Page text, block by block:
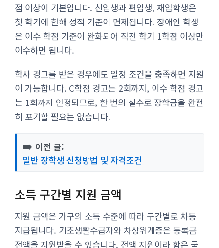
점 이상이 기본입니다. 신입생과 편입생, 재입학생은
첫 학기에 한해 성적 기준이 면제됩니다. 장애인 학생
은 이수 학점 기준이 완화되어 직전 학기 1학점 이상만
이수하면 됩니다.
학사 경고를 받은 경우에도 일정 조건을 충족하면 지원
이 가능합니다. C학점 경고는 2회까지, 이수 학점 경고
는 1회까지 인정되므로, 한 번의 실수로 장학금을 완전
히 포기할 필요는 없습니다.
➡️ 이전 글:
일반 장학생 신청방법 및 자격조건
소득 구간별 지원 금액
지원 금액은 가구의 소득 수준에 따라 구간별로 차등
지급됩니다. 기초생활수급자와 차상위계층은 등록금
전액을 지원받을 수 있습니다. 전액 지원이라 함은 국